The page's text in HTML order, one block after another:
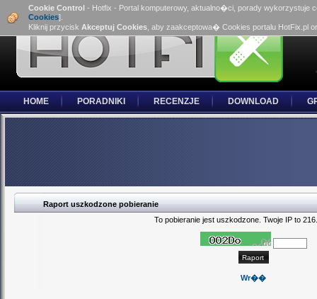
Cookie Control - Hotfix - Portal komputerowy, aktualno�ci, porady wykorzystuje
Cookies].
Kliknij przycisk Akceptuj Cookies , aby zaakceptowa� Cookies portalu HotFix.pl
HOME PORADNIKI RECENZJE DOWNLOAD
Raport uszkodzone pobieranie
To pobieranie jest uszkodzone. Twoje IP to
Wr��